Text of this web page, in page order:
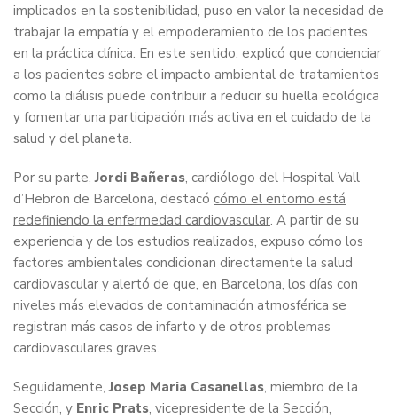
implicados en la sostenibilidad, puso en valor la necesidad de
trabajar la empatía y el empoderamiento de los pacientes
en la práctica clínica. En este sentido, explicó que concienciar
a los pacientes sobre el impacto ambiental de tratamientos
como la diálisis puede contribuir a reducir su huella ecológica
y fomentar una participación más activa en el cuidado de la
salud y del planeta.
Por su parte,Jordi Bañeras, cardiólogo del Hospital Vall
d’Hebron de Barcelona, destacó cómo el entorno está
redefiniendo la enfermedad cardiovascular. A partir de su
experiencia y de los estudios realizados, expuso cómo los
factores ambientales condicionan directamente la salud
cardiovascular y alertó de que, en Barcelona, los días con
niveles más elevados de contaminación atmosférica se
registran más casos de infarto y de otros problemas
cardiovasculares graves.
Seguidamente,Josep Maria Casanellas, miembro de la
Sección, y Enric Prats, vicepresidente de la Sección,